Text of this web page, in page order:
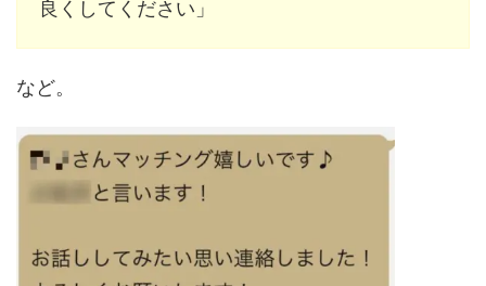
良くしてください」
など。